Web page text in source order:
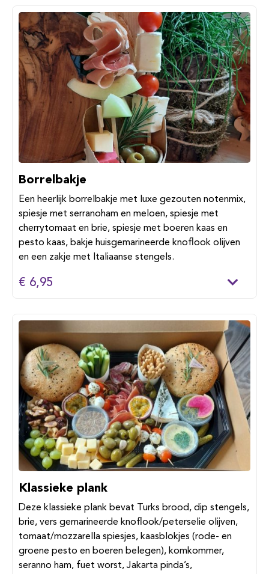
Borrelbakje
Een heerlijk borrelbakje met luxe gezouten notenmix,
spiesje met serranoham en meloen, spiesje met
cherrytomaat en brie, spiesje met boeren kaas en
pesto kaas, bakje huisgemarineerde knoflook olijven
en een zakje met Italiaanse stengels.
€ 6,95
Klassieke plank
Deze klassieke plank bevat Turks brood, dip stengels,
brie, vers gemarineerde knoflook/peterselie olijven,
tomaat/mozzarella spiesjes, kaasblokjes (rode- en
groene pesto en boeren belegen), komkommer,
seranno ham, fuet worst, Jakarta pinda’s,